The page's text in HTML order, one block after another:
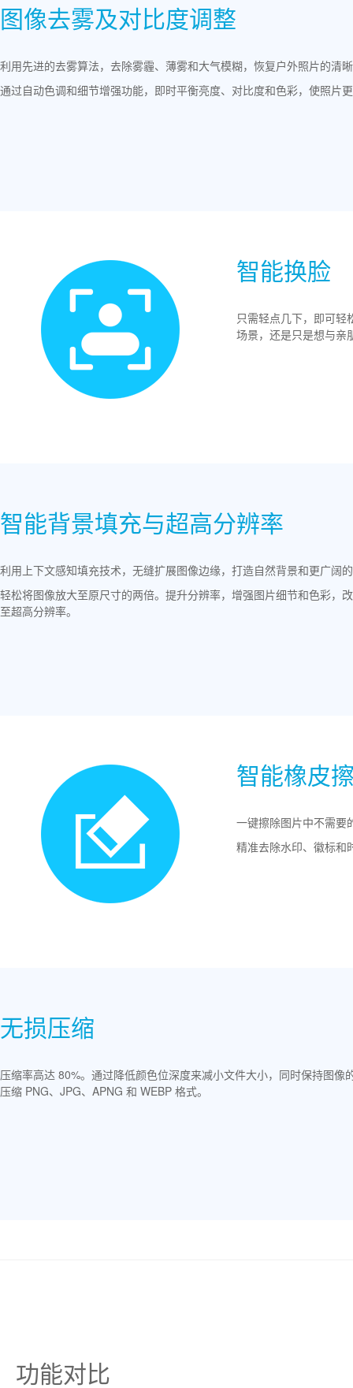
图像去雾及对比度调整
利用先进的去雾算法，去除雾霾、薄雾和大气模糊，恢复户外照片的清
通过自动色调和细节增强功能，即时平衡亮度、对比度和色彩，使照片
智能换脸
只需轻点几下，即可
场景，还是只是想与亲
智能背景填充与超高分辨率
利用上下文感知填充技术，无缝扩展图像边缘，打造自然背景和更广阔
轻松将图像放大至原尺寸的两倍。提升分辨率，增强图片细节和色彩，
至超高分辨率。
智能橡皮
一键擦除图片中不需要
精准去除水印、徽标
无损压缩
压缩率高达 80%。通过降低颜色位深度来减小文件大小，同时保持图像
压缩 PNG、JPG、APNG 和 WEBP 格式。
功能对比